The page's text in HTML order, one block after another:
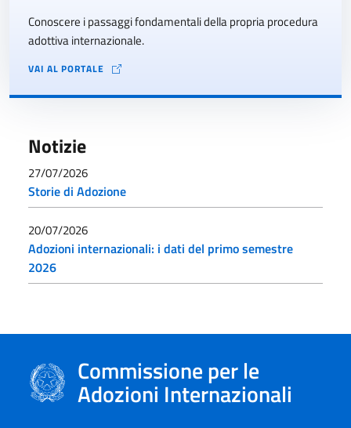
Conoscere i passaggi fondamentali della propria procedura
adottiva internazionale.
VAI AL PORTALE
Notizie
27/07/2026
Storie di Adozione
20/07/2026
Adozioni internazionali: i dati del primo semestre
2026
Commissione per le
Adozioni Internazionali